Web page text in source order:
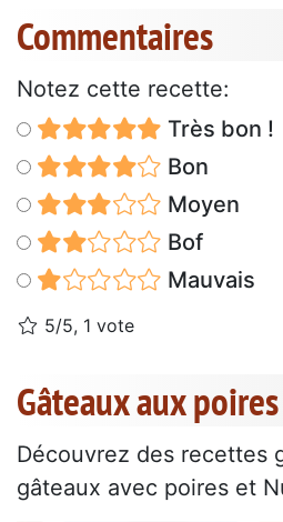
Commentaires
Notez cette recette:
Très bon !
Bon
Moyen
Bof
Mauvais
5/5, 1 vote
Gâteaux aux
Découvrez des recettes
gâteaux avec poires et